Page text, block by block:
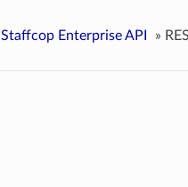
Staffcop Enterprise API »